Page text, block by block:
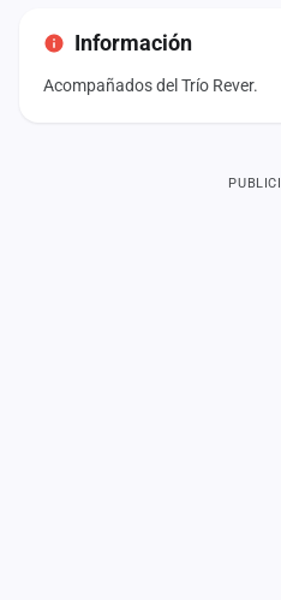
Información
Acompañados del Trío Rever.